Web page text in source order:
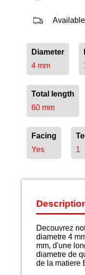
Diameter
4 mm
Total length
60 mm
Facing
Yes
1
Decouvrez
diametre 4
mm, d'une
diametre de
de la matiere